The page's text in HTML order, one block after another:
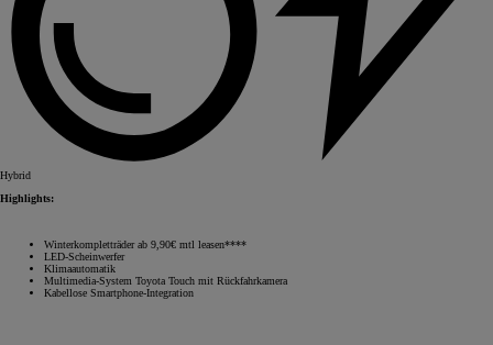
Hybrid
Highlights:
Winterkompletträder ab 9,90€ mtl leasen****
LED-Scheinwerfer
Klimaautomatik
Multimedia-System Toyota Touch mit Rückfahrkamera
Kabellose Smartphone-Integration